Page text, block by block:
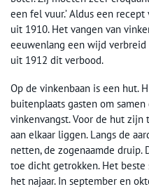
een fel vuur.’ Aldus een
uit 1910. Het vangen van
eeuwenlang een wijd
uit 1912 dit verbood.
Op de vinkenbaan is een hut.
buitenplaats gasten om
vinkenvangst. Voor de hut
aan elkaar liggen. Langs de
netten, de zogenaamde druip.
toe dicht getrokken. Het
het najaar. In september en